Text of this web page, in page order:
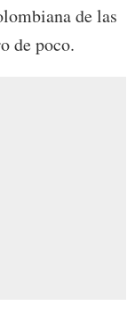
de las
de poco.